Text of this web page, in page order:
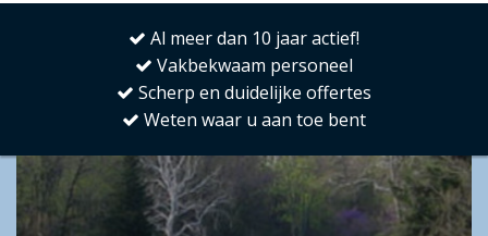
Al meer dan 10 jaar actief!
Vakbekwaam personeel
Scherp en duidelijke offertes
Weten waar u aan toe bent